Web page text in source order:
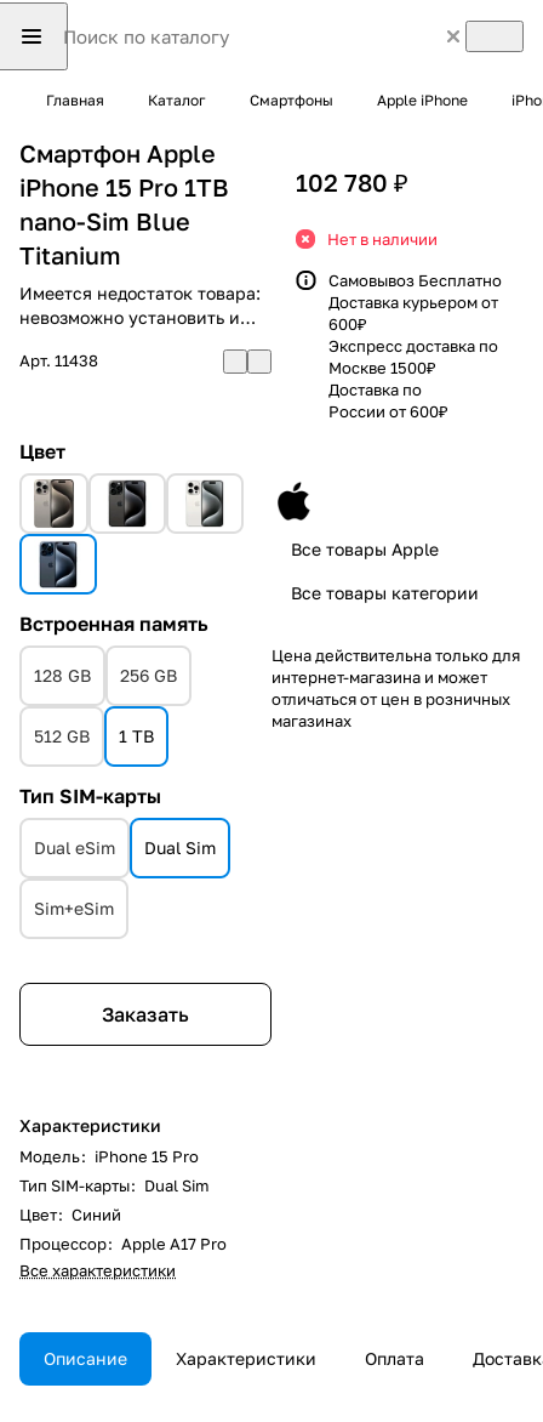
Главная Каталог Смартфоны Apple iPhone
Смартфон Apple
iPhone 15 Pro 1TB
nano-Sim Blue
Titanium
Имеется недостаток товара:
невозможно установить и
Арт. 11438
Цвет
Встроенная память
128 GB 256 GB
512 GB 1 TB
Тип SIM-карты
Dual eSim Dual Sim
Sim+eSim
Заказать
Характеристики
Модель: iPhone 15 Pro
Тип SIM-карты: Dual Sim
Цвет: Синий
Процессор: Apple A17 Pro
Все характеристики
102 780 ₽
Нет в наличии
Самовывоз Бесплатно
Доставка курьером от
600₽
Экспресс доставка по
Москве 1500₽
Доставка по
России от 600₽
Все товары Apple
Все товары категории
Цена действительна только для
интернет-магазина и может
отличаться от цен в розничных
магазинах
Описание Характеристики Оплата